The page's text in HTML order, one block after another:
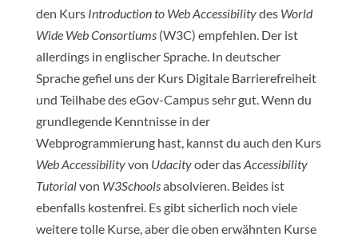
den Kurs Introduction to Web Accessibilitydes World
Wide Web Consortiums(W3C) empfehlen. Der ist
allerdings in englischer Sprache. In deutscher
Sprache gefiel uns der Kurs Digitale Barrierefreiheit
und Teilhabe des eGov-Campus sehr gut. Wenn du
grundlegende Kenntnisse in der
Webprogrammierung hast, kannst du auch den Kurs
Web Accessibilityvon Udacityoder dasAccessibility
Tutorialvon W3Schoolsabsolvieren. Beides ist
ebenfalls kostenfrei. Es gibt sicherlich noch viele
weitere tolle Kurse, aber die oben erwähnten Kurse